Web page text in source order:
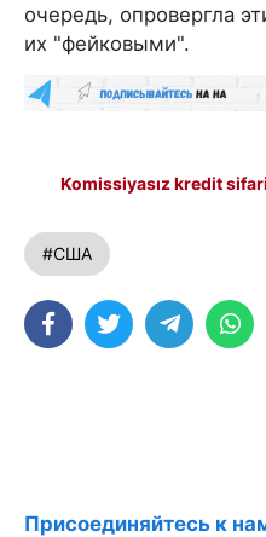
очередь, опровергла
их "фейковыми".
Komissiyasız kredit
#США
Присоединяйтесь к